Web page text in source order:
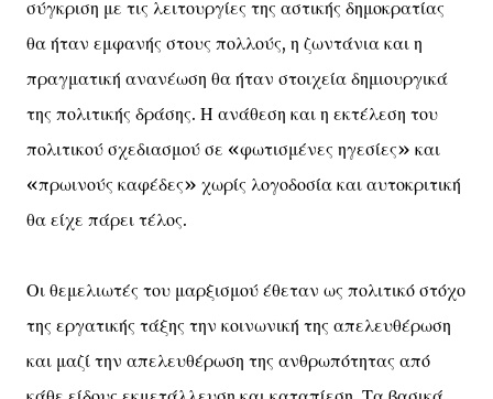
σύγκριση με τις λειτουργίες της αστικής δημοκρατίας
θα ήταν εμφανής στους πολλούς, η ζωντάνια και η
πραγματική ανανέωση θα ήταν στοιχεία δημιουργικά
της πολιτικής δράσης. Η ανάθεση και η εκτέλεση του
πολιτικού σχεδιασμού σε «φωτισμένες ηγεσίες» και
«πρωινούς καφέδες» χωρίς λογοδοσία και αυτοκριτική
θα είχε πάρει τέλος.
Οι θεμελιωτές του μαρξισμού έθεταν ως πολιτικό στόχο
της εργατικής τάξης την κοινωνική της απελευθέρωση
και μαζί την απελευθέρωση της ανθρωπότητας από